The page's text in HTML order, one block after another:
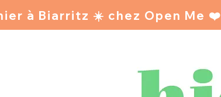
à Biarritz ☀️ chez Open Me ❤️